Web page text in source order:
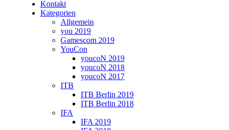
Kontakt
Kategorien
Allgemein
you 2019
Gamescom 2019
YouCon
youcoN 2019
youcoN 2018
youcoN 2017
ITB
ITB Berlin 2019
ITB Berlin 2018
IFA
IFA 2019